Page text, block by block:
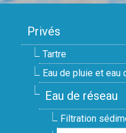
Privés
Tartre
Eau de pluie et eau
Eau de réseau
Filtration